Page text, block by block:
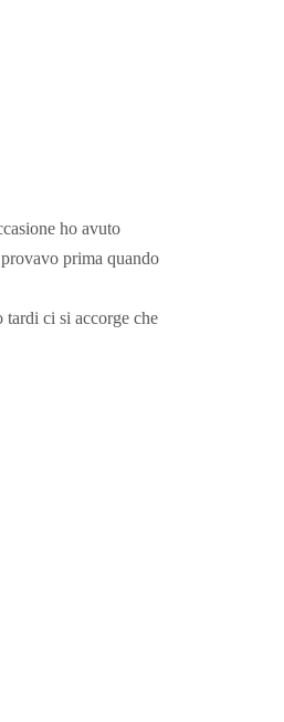
ho avuto
prima quando
tardi ci si accorge che